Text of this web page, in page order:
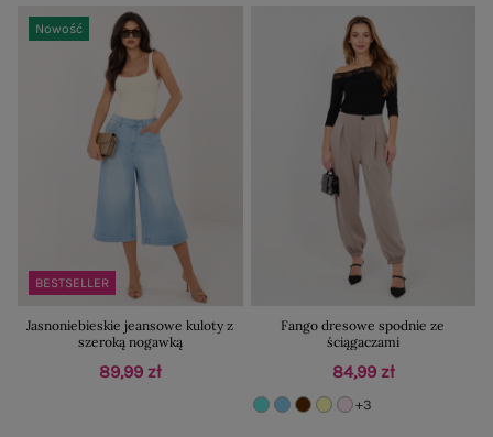
BESTSELLER
Nowość
Jasnoniebieskie jeansowe kuloty z
szeroką nogawką
89,99 zł
Fango dresowe spodnie ze
ściągaczami
84,99 zł
+3